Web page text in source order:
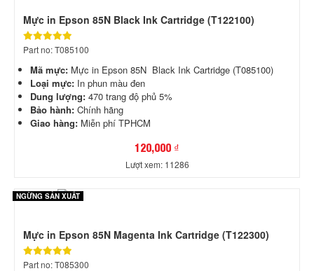
Mực in Epson 85N Black Ink Cartridge (T122100)
Part no: T085100
Mã mực: Mực in Epson 85N Black Ink Cartridge (T085100)
Loại mực: In phun màu đen
Dung lượng: 470 trang độ phủ 5%
Bảo hành: Chính hãng
Giao hàng: Miễn phí TPHCM
120,000 ₫
Lượt xem: 11286
NGỪNG SẢN XUẤT
Mực in Epson 85N Magenta Ink Cartridge (T122300)
Part no: T085300